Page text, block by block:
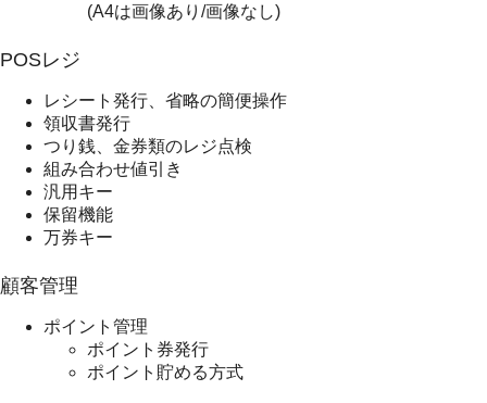
(A4は画像あり/画像なし)
POSレジ
レシート発行、省略の簡便操作
領収書発行
つり銭、金券類のレジ点検
組み合わせ値引き
汎用キー
保留機能
万券キー
顧客管理
ポイント管理
ポイント券発行
ポイント貯める方式